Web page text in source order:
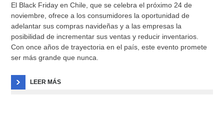
El Black Friday en Chile, que se celebra el próximo 24 de
noviembre, ofrece a los consumidores la oportunidad de
adelantar sus compras navideñas y a las empresas la
posibilidad de incrementar sus ventas y reducir inventarios.
Con once años de trayectoria en el país, este evento promete
ser más grande que nunca.
LEER MÁS